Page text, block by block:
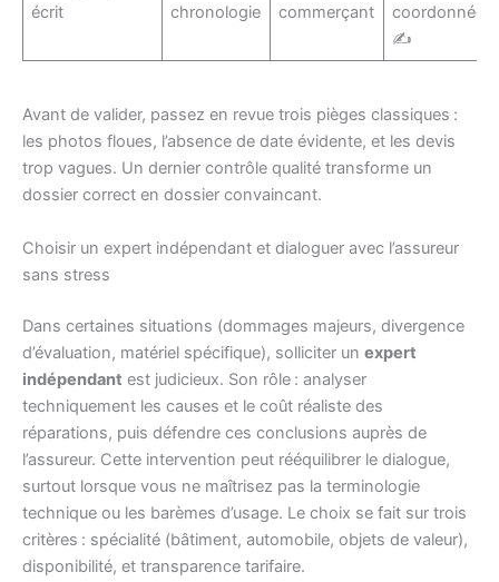
écrit
chronologie
commerçant
coordonnées
✍️
Avant de valider, passez en revue trois pièges classiques :
les photos floues, l’absence de date évidente, et les devis
trop vagues. Un dernier contrôle qualité transforme un
dossier correct en dossier convaincant.
Choisir un expert indépendant et dialoguer avec l’assureur
sans stress
Dans certaines situations (dommages majeurs, divergence
d’évaluation, matériel spécifique), solliciter un expert
indépendant est judicieux. Son rôle : analyser
techniquement les causes et le coût réaliste des
réparations, puis défendre ces conclusions auprès de
l’assureur. Cette intervention peut rééquilibrer le dialogue,
surtout lorsque vous ne maîtrisez pas la terminologie
technique ou les barèmes d’usage. Le choix se fait sur trois
critères : spécialité (bâtiment, automobile, objets de valeur),
disponibilité, et transparence tarifaire.